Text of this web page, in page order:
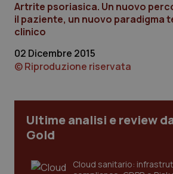
Calabria
Campania
Emilia-Romagna
Friuli Venezia Giulia
Lazio
Liguria
Asma & BPCO
Car-T
Colesterolo & coronaropatie
Dermatite Atopica
Diabete & glucometri
Disturbi dell’umore
Artrite psoriasica. Un nuovo
il paziente, un nuovo paradigma
clinico
02 Dicembre 2015
© Riproduzione riservata
Ultime analisi e review
Gold
Cloud sanitario: